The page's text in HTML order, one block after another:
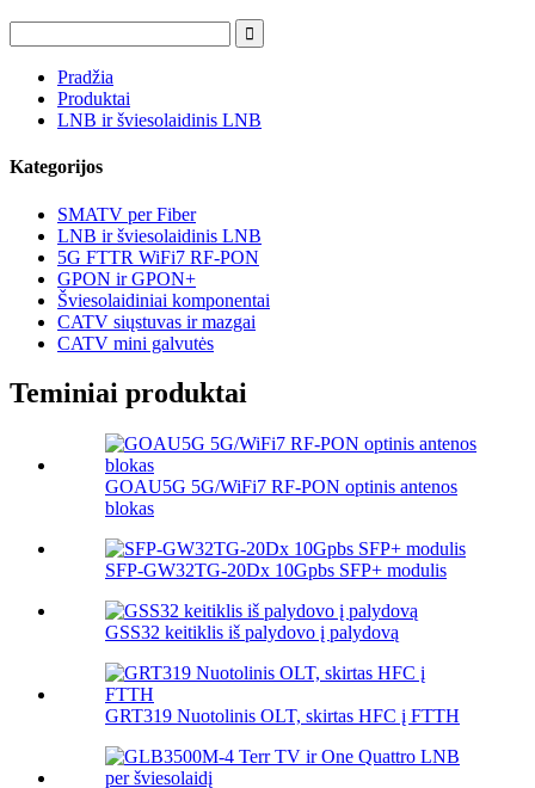
Pradžia
Produktai
LNB ir šviesolaidinis LNB
Kategorijos
SMATV per Fiber
LNB ir šviesolaidinis LNB
5G FTTR WiFi7 RF-PON
GPON ir GPON+
Šviesolaidiniai komponentai
CATV siųstuvas ir mazgai
CATV mini galvutės
Teminiai produktai
GOAU5G 5G/WiFi7 RF-PON optinis antenos
blokas
SFP-GW32TG-20Dx 10Gpbs SFP+ modulis
GSS32 keitiklis iš palydovo į palydovą
GRT319 Nuotolinis OLT, skirtas HFC į FTTH